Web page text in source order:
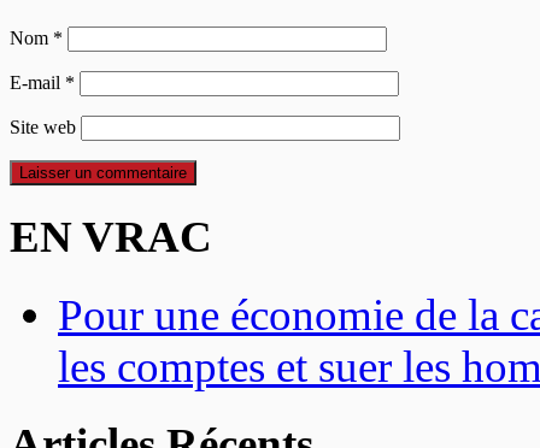
Nom *
E-mail *
Site web
EN VRAC
Pour une économie de la
les comptes et suer les